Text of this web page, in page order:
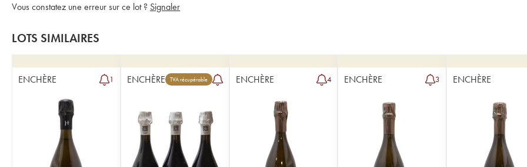
Vous constatez une erreur sur ce lot ? Signaler
LOTS SIMILAIRES
ENCHÈRE 1 ENCHÈRE TVA récupérable ENCHÈRE 4 ENCHÈRE 3 ENCHÈRE